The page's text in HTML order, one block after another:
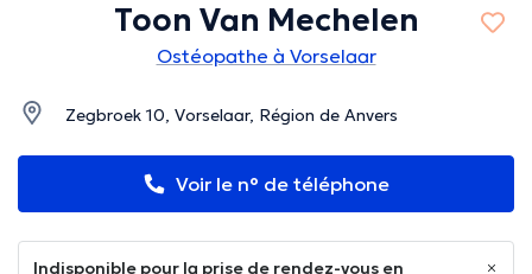
Toon Van Mechelen
Ostéopathe à Vorselaar
Zegbroek 10, Vorselaar, Région de Anvers
Voir le n° de téléphone
Indisponible pour la prise de rendez-vous en